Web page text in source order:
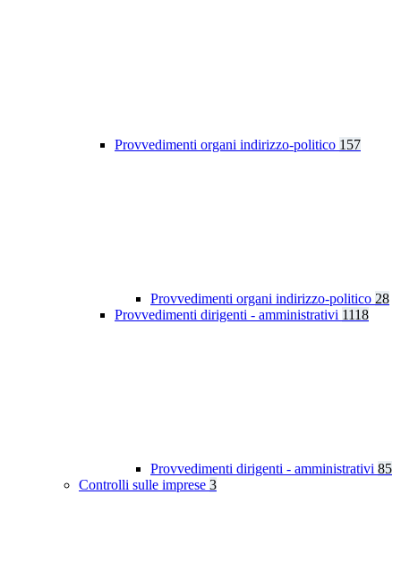
Provvedimenti organi indirizzo-politico 157
Provvedimenti organi indirizzo-politico 28
Provvedimenti dirigenti - amministrativi 1118
Provvedimenti dirigenti - amministrativi 85
Controlli sulle imprese 3